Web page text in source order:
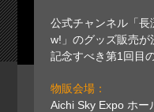
公式チャンネル「
w!」のグッズ販売が
記念すべき第1回目
物販会場：
Aichi Sky Expo ホー